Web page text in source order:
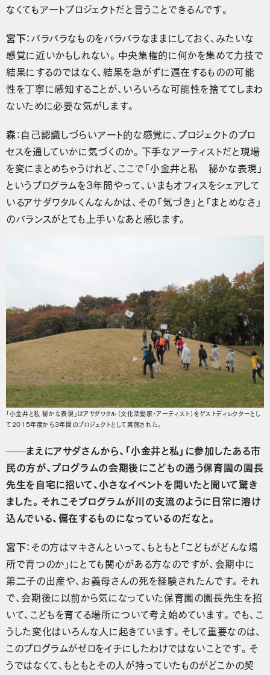
なくてもアートプロジェクトだと言うことできるんです。
宮下：バラバラなものをバラバラなままにしておく、みたいな
感覚に近いかもしれない。中央集権的に何かを集めて力技で
結果にするのではなく、結果を急がずに遍在するものの可能
性を丁寧に感知することが、いろいろな可能性を捨ててしまわ
ないために必要な気がします。
森：自己認識しづらいアート的な感覚に、プロジェクトのプロ
セスを通していかに気づくのか。下手なアーティストだと現場
を変にまとめちゃうけれど、ここで「小金井と私 秘かな表現」
というプログラムを3年間やって、いまもオフィスをシェアして
いるアサダワタルくんなんかは、その「気づき」と「まとめなさ」
のバランスがとても上手いなあと感じます。
「小金井と私 秘かな表現」はアサダワタル（文化活動家・アーティスト）をゲストディレクターとし
て2015年度から3年間のプロジェクトとして実施された。
——まえにアサダさんから、「小金井と私」に参加したある市
民の方が、プログラムの会期後にこどもの通う保育園の園長
先生を自宅に招いて、小さなイベントを開いたと聞いて驚き
ました。それこそプログラムが川の支流のように日常に溶け
込んでいる、偏在するものになっているのだなと。
宮下：その方はマキさんといって、もともと「こどもがどんな場
所で育つのか」にとても関心がある方なのですが、会期中に
第二子の出産や、お義母さんの死を経験されたんです。それ
で、会期後に以前から気になっていた保育園の園長先生を招
いて、こどもを育てる場所について考え始めています。でも、こ
うした変化はいろんな人に起きています。そして重要なのは、
このプログラムがゼロをイチにしたわけではないことです。そ
うではなくて、もともとその人が持っていたものがどこかの契